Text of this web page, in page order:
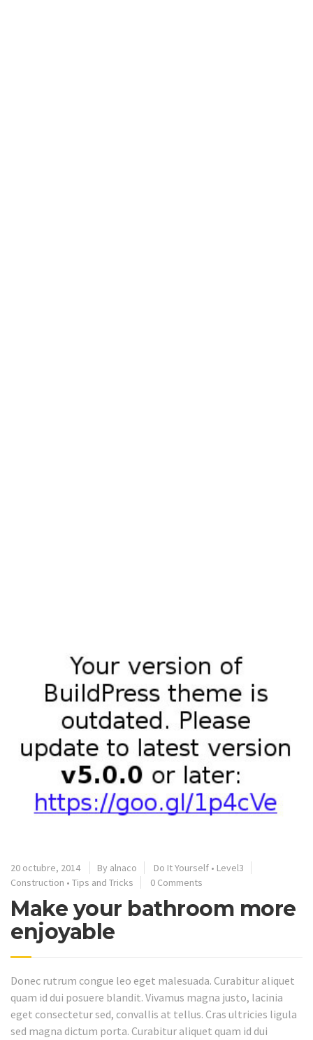
20 octubre, 2014 By alnaco Do It Yourself • Level3
Construction • Tips and Tricks 0 Comments
Make your bathroom more
enjoyable
Donec rutrum congue leo eget malesuada. Curabitur aliquet
quam id dui posuere blandit. Vivamus magna justo, lacinia
eget consectetur sed, convallis at tellus. Cras ultricies ligula
sed magna dictum porta. Curabitur aliquet quam id dui